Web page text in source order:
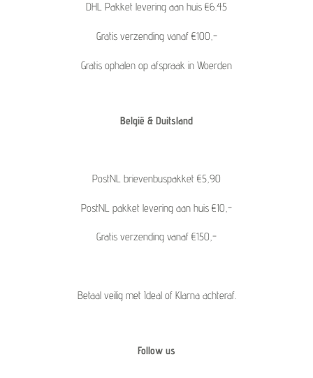
DHL Pakket levering aan huis €6.45
Gratis verzending vanaf €100,-
Gratis ophalen op afspraak in Woerden
België & Duitsland
PostNL brievenbuspakket €5,90
PostNL pakket levering aan huis €10,-
Gratis verzending vanaf €150,-
Betaal veilig met Ideal of Klarna achteraf.
Follow us